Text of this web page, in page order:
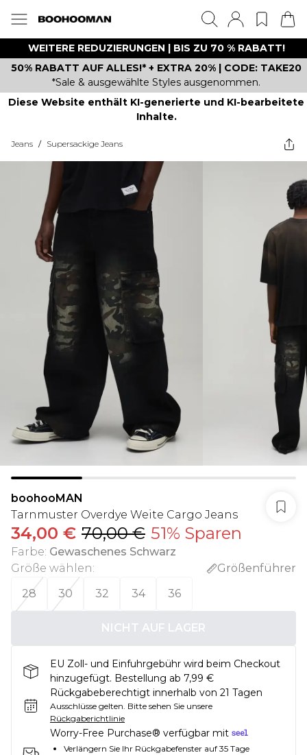
WEITERE REDUZIERUNGEN | BIS ZU 70 % RABATT!
50% RABATT AUF ALLES!* + EXTRA 20% | CODE: TAKE20
*Sale & ausgewählte Styles ausgenommen.
Diese Website enthält KI-generierte und KI-bearbeitete
Inhalte.
Jeans / Supersackige Jeans
boohooMAN
Tarnmuster Overdye Weite Cargo Jeans
34,00 € 70,00 € 51% Sparen
Farbe: Gewaschenes Schwarz
Größe wählen:
Größenführer
28
30 32 34 36
NICHT AUF LAGER
EU Zoll- und Einfuhrgebühr wird beim Checkout
hinzugefügt. Bestellung ab 7,99 €
Rückgabeberechtigt innerhalb von 21 Tagen
Ausschlüsse gelten. Bitte sehen Sie unsere
Rückgaberichtlinie
Worry-Free Purchase® verfügbar mit
Verlängern Sie Ihr Rückgabefenster auf 35 Tage